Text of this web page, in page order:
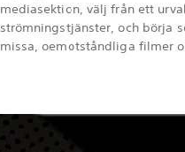
mediasektion, välj från ett
strömningstjänster, och börja
missa, oemotståndliga filmer